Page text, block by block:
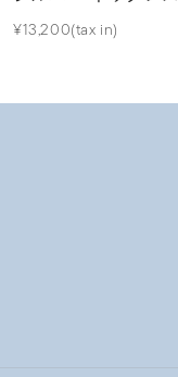
¥13,200(tax in)